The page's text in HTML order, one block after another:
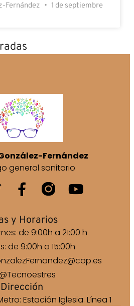
Fernández
1 de septiembre
Fernández
general sanitario
y Horarios
de 9:00h a 21:00 h
de 9:00h a 15:00h
Dirección
Estación Iglesia. Línea 1